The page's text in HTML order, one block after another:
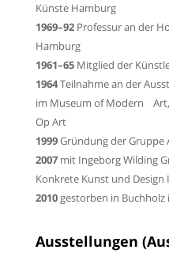
Künste Hamburg
1969–92Professur an der
Hamburg
1961–65Mitglied der
1964Teilnahme an der
im Museum of Modern
Op Art
1999Gründung der Gruppe
2007mit Ingeborg Wilding
Konkrete Kunst und Design
2010gestorben in Buchholz
Ausstellungen